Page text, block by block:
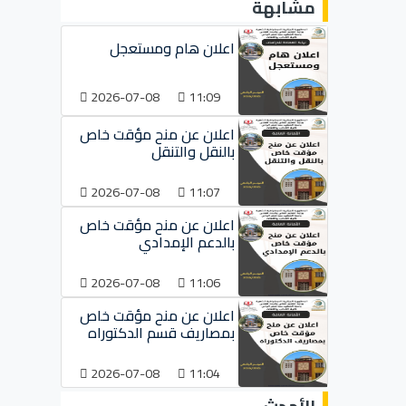
مشابهة
اعلان هام ومستعجل
11:09
2026-07-08
اعلان عن منح مؤقت خاص
بالنقل والتنقل
11:07
2026-07-08
اعلان عن منح مؤقت خاص
بالدعم الإمدادي
11:06
2026-07-08
اعلان عن منح مؤقت خاص
بمصاريف قسم الدكتوراه
11:04
2026-07-08